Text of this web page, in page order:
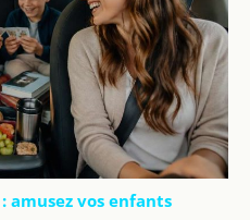
amusez vos enfants